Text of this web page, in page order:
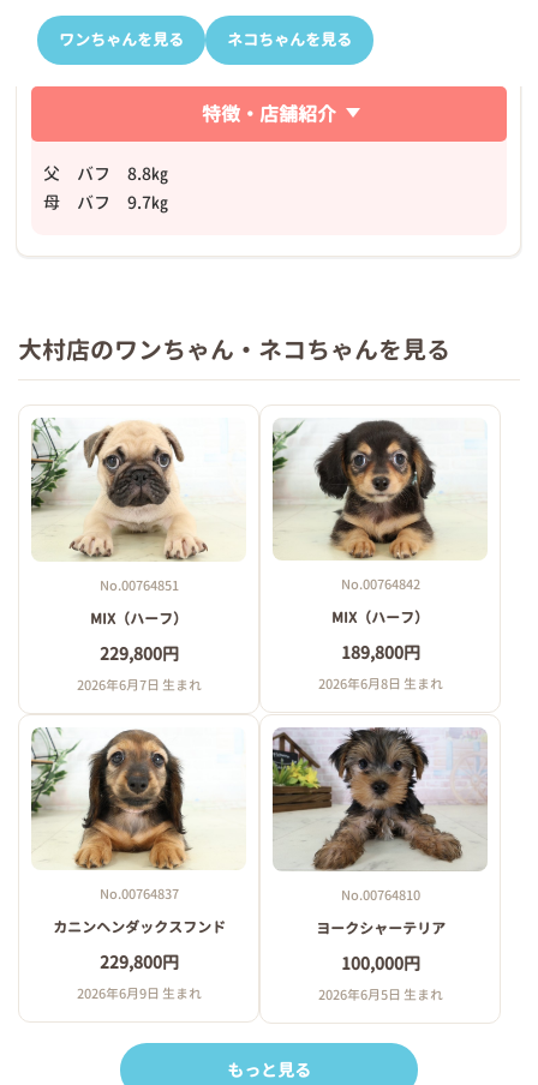
ワンちゃんを見る ネコちゃんを見る
特徴・店舗紹介
父 バフ 8.8㎏
母 バフ 9.7㎏
大村店のワンちゃん・ネコちゃんを見る
No.00764851
MIX（ハーフ）
229,800円
2026年6月7日 生まれ
No.00764842
MIX（ハーフ）
189,800円
2026年6月8日 生まれ
No.00764837
カニンヘンダックスフンド
229,800円
2026年6月9日 生まれ
No.00764810
ヨークシャーテリア
100,000円
2026年6月5日 生まれ
もっと見る